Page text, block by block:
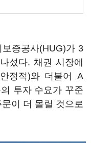
증공사(HUG)가 3
섰다. 채권 시장에
정적)와 더불어 A
투자 수요가 꾸준
이 더 몰릴 것으로